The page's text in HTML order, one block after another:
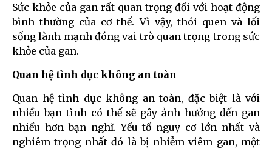
Sức khỏe của gan rất quan trọng đối với hoạt động
bình thường của cơ thể. Vì vậy, thói quen và lối
sống lành mạnh đóng vai trò quan trọng trong sức
khỏe của gan.
Quan hệ tình dục không an toàn
Quan hệ tình dục không an toàn, đặc biệt là với
nhiều bạn tình có thể sẽ gây ảnh hưởng đến gan
nhiều hơn bạn nghĩ. Yếu tố nguy cơ lớn nhất và
nghiêm trọng nhất đó là bị nhiễm viêm gan, một